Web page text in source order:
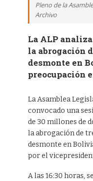
Pleno de la
Archivo
La ALP
la abrogación
desmonte en
preocupación
La Asamblea
convocado una
de 30 millones de
la abrogación de
desmonte en
por el
A las 16:30 horas,